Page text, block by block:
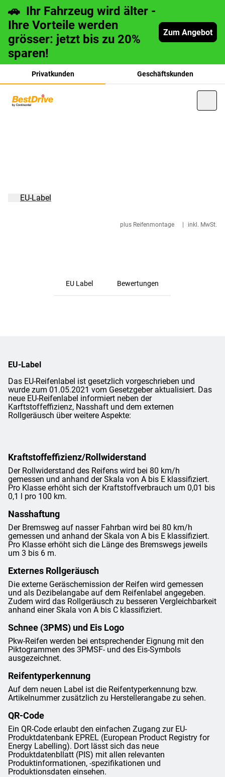
🚗 Ihr Fahrzeug wird älter -
Ihre Vorteile werden
grösser: jetzt bis zu 20%
sparen!
Zum Angebot
Privatkunden Geschäftskunden
plus Reifenmontage inkl. MwSt.
EU-Label
EU Label Bewertungen
EU-Label
Das EU-Reifenlabel ist gesetzlich vorgeschrieben und
wurde zum 01.05.2021 vom Gesetzgeber aktualisiert. Das
neue EU-Reifenlabel informiert neben der
Karftstoffeffizienz, Nasshaft und dem externen
Rollgeräusch über weitere Aspekte:
Kraftstoffeffizienz/Rollwiderstand
Der Rollwiderstand des Reifens wird bei 80 km/h
gemessen und anhand der Skala von A bis E klassifiziert.
Pro Klasse erhöht sich der Kraftstoffverbrauch um 0,01 bis
0,1 l pro 100 km.
Nasshaftung
Der Bremsweg auf nasser Fahrban wird bei 80 km/h
gemessen und anhand der Skala von A bis E klassifiziert.
Pro Klasse erhöht sich die Länge des Bremswegs jeweils
um 3 bis 6 m.
Externes Rollgeräusch
Die externe Geräschemission der Reifen wird gemessen
und als Dezibelangabe auf dem Reifenlabel angegeben.
Zudem wird das Rollgeräusch zu besseren Vergleichbarkeit
anhand einer Skala von A bis C klassifiziert.
Schnee (3PMS) und Eis Logo
Pkw-Reifen werden bei entsprechender Eignung mit den
Piktogrammen des 3PMSF- und des Eis-Symbols
ausgezeichnet.
Reifentyperkennung
Auf dem neuen Label ist die Reifentyperkennung bzw.
Artikelnummer zusätzlich zu Herstellerangabe zu sehen.
QR-Code
Ein QR-Code erlaubt den einfachen Zugang zur EU-
Produktdatenbank EPREL (European Product Registry for
Energy Labelling). Dort lässt sich das neue
Produktdatenbllatt (PIS) mit allen relevanten
Produktinformationen, -spezifikationen und
Produktionsdaten einsehen.